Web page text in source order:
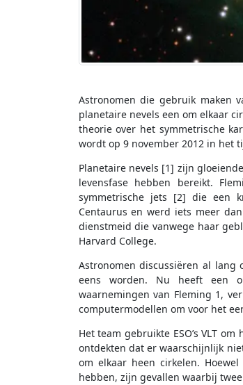
Astronomen die gebruik maken
planetaire nevels een om elkaar
theorie over het symmetrische
wordt op 9 november 2012 in het
Planetaire nevels [1] zijn
levensfase hebben bereikt.
symmetrische jets [2] die een
Centaurus en werd iets meer
dienstmeid die vanwege haar
Harvard College.
Astronomen discussiëren al
eens worden. Nu heeft een
waarnemingen van Fleming 1,
computermodellen om voor het
Het team gebruikte ESO’s VLT
ontdekten dat er waarschijnlijk
om elkaar heen cirkelen.
hebben, zijn gevallen waarbij